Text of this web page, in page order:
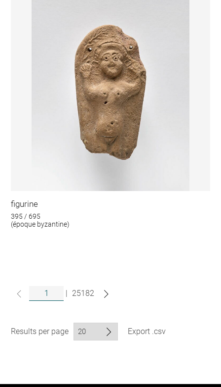
figurine
395 / 695
(époque byzantine)
| 25182
Results per page Export .csv